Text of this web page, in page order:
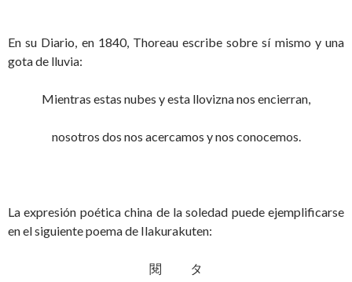
En su Diario, en 1840, Thoreau escribe sobre sí mismo y una
gota de lluvia:
Mientras estas nubes y esta llovizna nos encierran,
nosotros dos nos acercamos y nos conocemos.
La expresión poética china de la soledad puede ejemplificarse
en el siguiente poema de Ilakurakuten:
閱 タ